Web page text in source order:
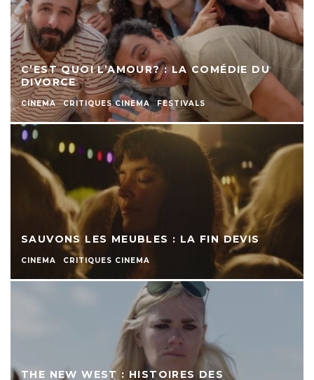
C’EST QUOI L’AMOUR? : LA COMÉDIE DU
DIVORCE
CINEMA CRITIQUES CINEMA FESTIVALS
SAUVONS LES MEUBLES : LA FIN DEVIS
CINEMA CRITIQUES CINEMA
THE NEW WEST : HISTOIRES DES